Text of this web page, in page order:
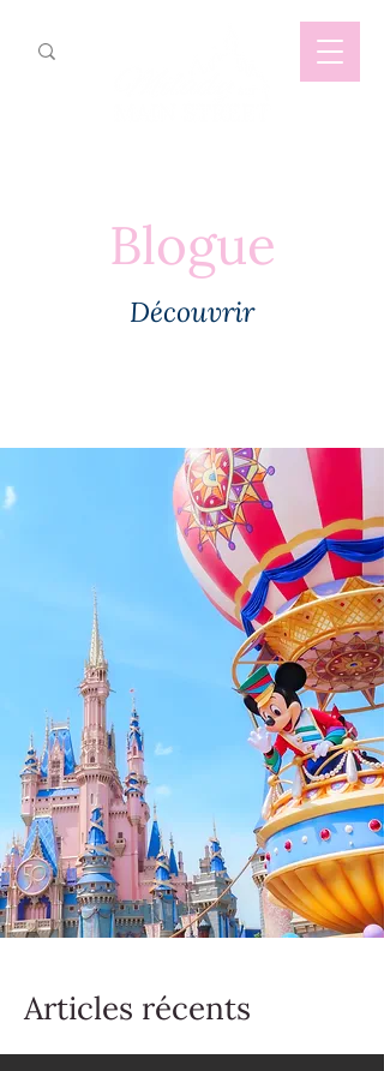
Blogue
Découvrir
Articles récents